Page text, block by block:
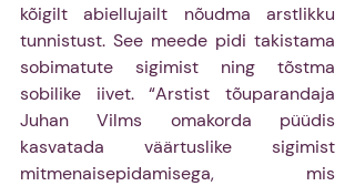
kõigilt abiellujailt nõudma arstlikku
tunnistust. See meede pidi takistama
sobimatute sigimist ning tõstma
sobilike iivet. “Arstist tõuparandaja
Juhan Vilms omakorda püüdis
kasvatada väärtuslike sigimist
mitmenaisepidamisega, mis